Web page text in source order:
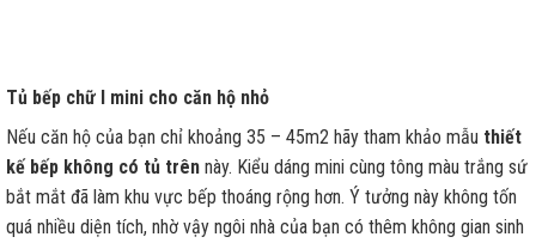
Tủ bếp chữ I mini cho căn hộ nhỏ
Nếu căn hộ của bạn chỉ khoảng 35 – 45m2 hãy tham khảo mẫu thiết
kế bếp không có tủ trên này. Kiểu dáng mini cùng tông màu trắng sứ
bắt mắt đã làm khu vực bếp thoáng rộng hơn. Ý tưởng này không tốn
quá nhiều diện tích, nhờ vậy ngôi nhà của bạn có thêm không gian sinh